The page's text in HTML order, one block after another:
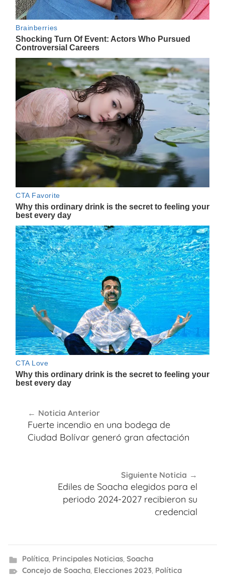
de
entradas
Noticia Anterior
Fuerte incendio en una bodega de
Ciudad Bolívar generó gran afectación
Siguiente Noticia
Ediles de Soacha elegidos para el
periodo 2024-2027 recibieron su
credencial
Política, Principales Noticias, Soacha
Concejo de Soacha, Elecciones 2023, Política